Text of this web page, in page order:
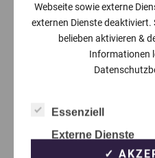
Webseite sowie externe
externen Dienste deaktiviert.
belieben aktivieren &
Informationen
Essenziell
Externe Dienste
✓